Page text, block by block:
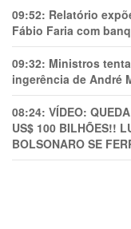
09:52: Relatório
Fábio Faria com
09:32: Ministros
ingerência de André
08:24: VÍDEO:
US$ 100 BILHÕES!!
BOLSONARO SE